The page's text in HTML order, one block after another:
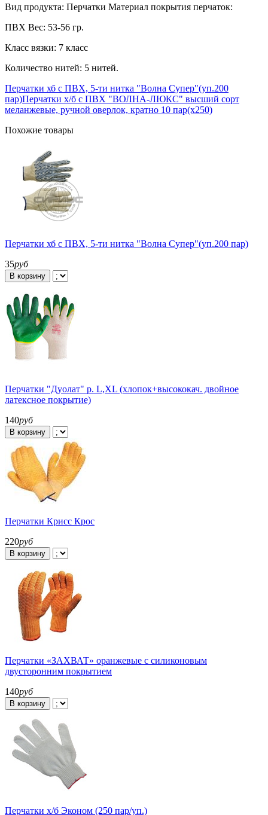
Вид продукта: Перчатки Материал покрытия перчаток:
ПВХ Вес: 53-56 гр.
Класс вязки: 7 класс
Количество нитей: 5 нитей.
Перчатки хб с ПВХ, 5-ти нитка "Волна Супер"(уп.200
пар)Перчатки х/б с ПВХ "ВОЛНА-ЛЮКС" высший сорт
меланжевые, ручной оверлок, кратно 10 пар(х250)
Похожие товары
Перчатки хб с ПВХ, 5-ти нитка "Волна Супер"(уп.200 пар)
35руб
В корзину
Перчатки "Дуолат" р. L,XL (хлопок+высококач. двойное
латексное покрытие)
140руб
В корзину
Перчатки Крисс Крос
220руб
В корзину
Перчатки «ЗАХВАТ» оранжевые с силиконовым
двусторонним покрытием
140руб
В корзину
Перчатки х/б Эконом (250 пар/уп.)